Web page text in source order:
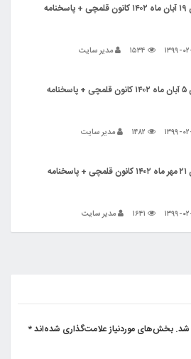
دانلود آزمون ۱۹ آبان ماه ۱۴۰۲ کانون قلمچی + پاسخنامه
مدیر سایت
دانلود آزمون ۵ آبان ماه ۱۴۰۲ کانون قلمچی + پاسخنامه
مدیر سایت
دانلود آزمون ۲۱ مهر ماه ۱۴۰۲ کانون قلمچی + پاسخنامه
مدیر سایت
شد. بخش‌های موردنیاز علامت‌گذاری شده‌اند*